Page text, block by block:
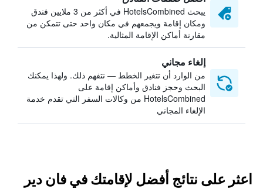
يبحث HotelsCombined في أكثر من 3 ملايين فندق
ومكان إقامة ويجمعهم في مكان واحد حتى تتمكن من
مقارنة أماكن الإقامة المثالية.
إلغاء مجاني
من الوارد أن تتغير الخطط — نتفهم ذلك. ولهذا يمكنك
البحث وحجز فنادق وأماكن إقامة على
HotelsCombined من وكالات السفر التي تقدم خدمة
الإلغاء المجاني
اعثر على نتائج أفضل لإقامتك في فان دير